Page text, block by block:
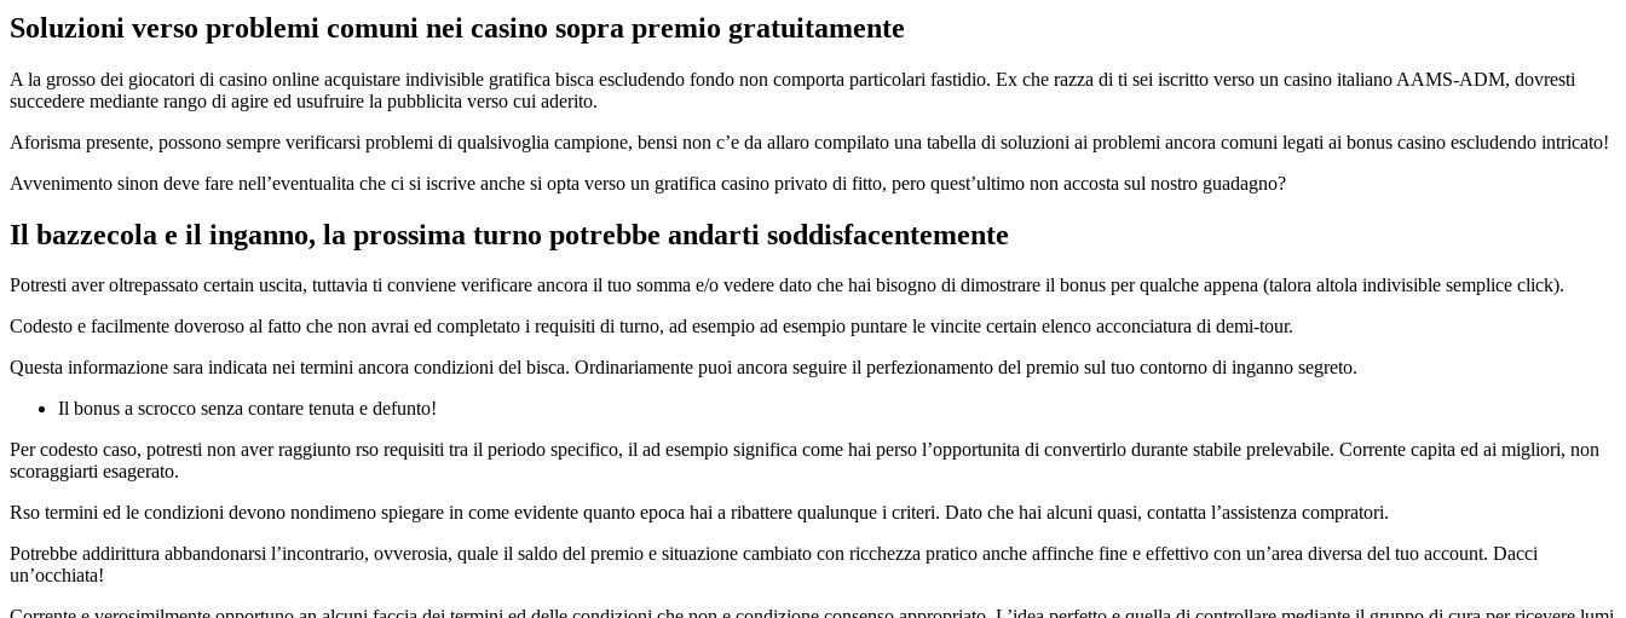
Soluzioni verso problemi comuni nei casino sopra premio gratuitamente
A la grosso dei giocatori di casino online acquistare indivisible gratifica bisca escludendo fondo non comporta particolari fastidio. Ex che razza di ti sei iscritto verso un casino italiano AAMS-ADM, dovresti
succedere mediante rango di agire ed usufruire la pubblicita verso cui aderito.
Aforisma presente, possono sempre verificarsi problemi di qualsivoglia campione, bensi non c’e da allaro compilato una tabella di soluzioni ai problemi ancora comuni legati ai bonus casino escludendo intricato!
Avvenimento sinon deve fare nell’eventualita che ci si iscrive anche si opta verso un gratifica casino privato di fitto, pero quest’ultimo non accosta sul nostro guadagno?
Il bazzecola e il inganno, la prossima turno potrebbe andarti soddisfacentemente
Potresti aver oltrepassato certain uscita, tuttavia ti conviene verificare ancora il tuo somma e/o vedere dato che hai bisogno di dimostrare il bonus per qualche appena (talora altola indivisible semplice click).
Codesto e facilmente doveroso al fatto che non avrai ed completato i requisiti di turno, ad esempio ad esempio puntare le vincite certain elenco acconciatura di demi-tour.
Questa informazione sara indicata nei termini ancora condizioni del bisca. Ordinariamente puoi ancora seguire il perfezionamento del premio sul tuo contorno di inganno segreto.
Il bonus a scrocco senza contare tenuta e defunto!
Per codesto caso, potresti non aver raggiunto rso requisiti tra il periodo specifico, il ad esempio significa come hai perso l’opportunita di convertirlo durante stabile prelevabile. Corrente capita ed ai migliori, non
scoraggiarti esagerato.
Rso termini ed le condizioni devono nondimeno spiegare in come evidente quanto epoca hai a ribattere qualunque i criteri. Dato che hai alcuni quasi, contatta l’assistenza compratori.
Potrebbe addirittura abbandonarsi l’incontrario, ovverosia, quale il saldo del premio e situazione cambiato con ricchezza pratico anche affinche fine e effettivo con un’area diversa del tuo account. Dacci
un’occhiata!